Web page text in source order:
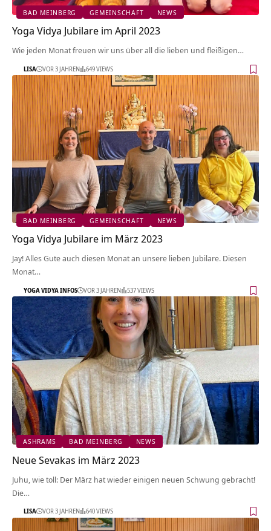
BAD MEINBERG GEMEINSCHAFT NEWS
Yoga Vidya Jubilare im April 2023
Wie jeden Monat freuen wir uns über all die lieben und fleißigen…
LISA VOR 3 JAHREN 649 VIEWS
BAD MEINBERG GEMEINSCHAFT NEWS
Yoga Vidya Jubilare im März 2023
Jay! Alles Gute auch diesen Monat an unsere lieben Jubilare. Diesen
Monat…
YOGA VIDYA INFOS VOR 3 JAHREN 537 VIEWS
ASHRAMS BAD MEINBERG NEWS
Neue Sevakas im März 2023
Juhu, wie toll: Der März hat wieder einigen neuen Schwung gebracht!
Die…
LISA VOR 3 JAHREN 640 VIEWS